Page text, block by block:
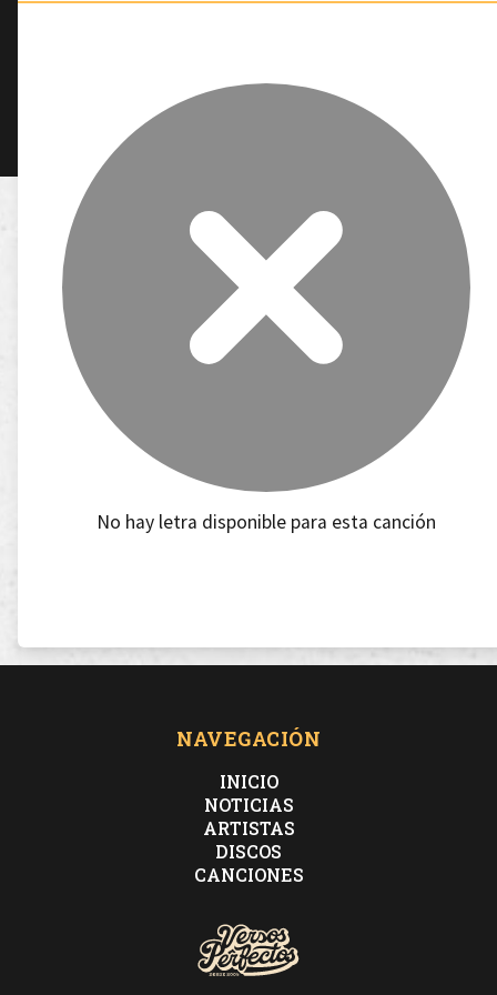
No hay letra disponible para esta canción
NAVEGACIÓN
INICIO
NOTICIAS
ARTISTAS
DISCOS
CANCIONES